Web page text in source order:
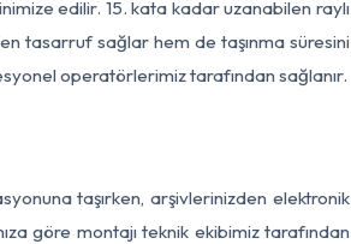
edilir. 15. kata kadar uzanabilen raylı
tasarruf sağlar hem de taşınma süresini
operatörlerimiz tarafından sağlanır.
taşırken, arşivlerinizden elektronik
göre montajı teknik ekibimiz tarafından